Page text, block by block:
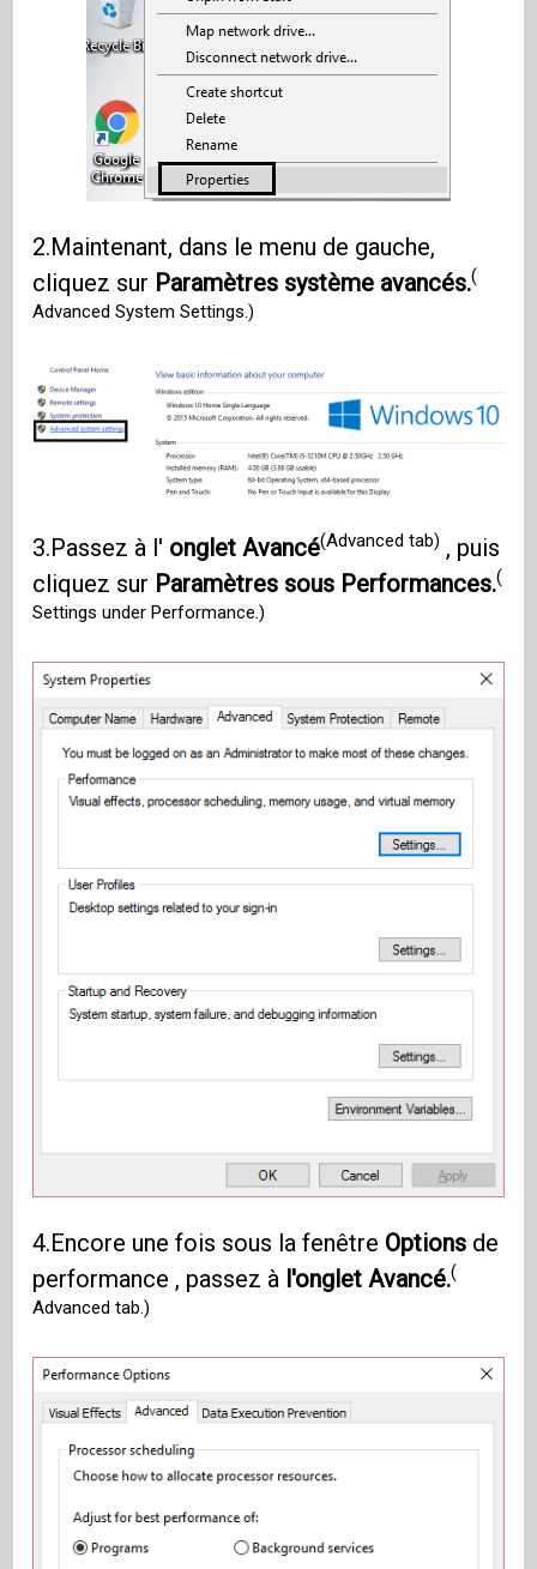
2.Maintenant, dans le menu de gauche,
cliquez sur Paramètres système avancés.(
Advanced System Settings.)
3.Passez à l' onglet Avancé(Advanced tab) , puis
cliquez sur Paramètres sous Performances.(
Settings under Performance.)
4.Encore une fois sous la fenêtre Options de
performance , passez à l'onglet Avancé.(
Advanced tab.)